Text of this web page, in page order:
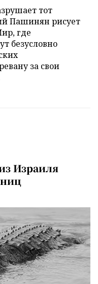
тот
Пашинян рисует
где
безусловно
за свои
Израиля